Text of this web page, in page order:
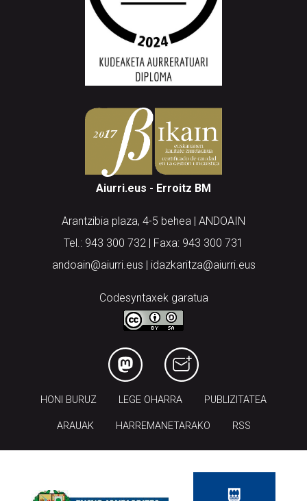
Aiurri.eus - Erroitz BM
Arantzibia plaza, 4-5 behea | ANDOAIN
Tel.: 943 300 732 | Faxa: 943 300 731
andoain@aiurri.eus | idazkaritza@aiurri.eus
Codesyntaxek garatua
HONI BURUZ LEGE OHARRA PUBLIZITATEA
ARAUAK HARREMANETARAKO RSS